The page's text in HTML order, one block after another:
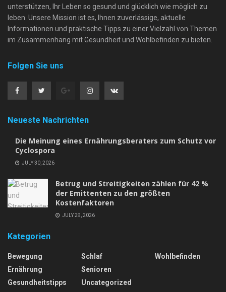
unterstützen, Ihr Leben so gesund und glücklich wie möglich zu
leben. Unsere Mission ist es, Ihnen zuverlässige, aktuelle
Informationen und praktische Tipps zu einer Vielzahl von Themen
im Zusammenhang mit Gesundheit und Wohlbefinden zu bieten.
Folgen Sie uns
Neueste Nachrichten
Die Meinung eines Ernährungsberaters zum Schutz vor
Cyclospora
JULY 30, 2026
Betrug und Streitigkeiten zählen für 42 %
der Emittenten zu den größten
Kostenfaktoren
JULY 29, 2026
Kategorien
Bewegung
Ernährung
Gesundheitstipps
Schlaf
Senioren
Uncategorized
Wohlbefinden